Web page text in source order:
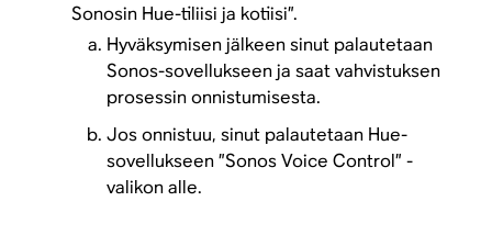
Sonosin Hue-tiliisi ja kotiisi”.
Hyväksymisen jälkeen sinut palautetaan
Sonos-sovellukseen ja saat vahvistuksen
prosessin onnistumisesta.
Jos onnistuu, sinut palautetaan Hue-
sovellukseen ”Sonos Voice Control” -
valikon alle.